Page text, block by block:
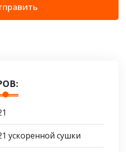
ускоренной сушки